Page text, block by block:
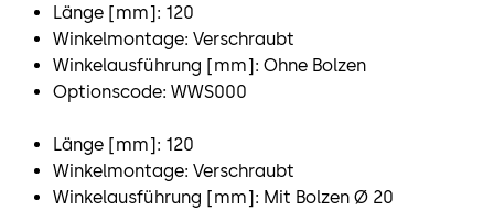
Länge [mm]: 120
Winkelmontage: Verschraubt
Winkelausführung [mm]: Ohne Bolzen
Optionscode: WWS000
Länge [mm]: 120
Winkelmontage: Verschraubt
Winkelausführung [mm]: Mit Bolzen Ø 20